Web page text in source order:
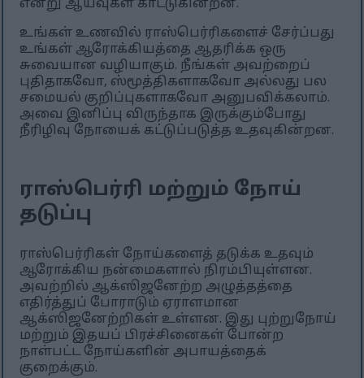
என்று ஆய்வுகள் காட்டுகின்றன.
உங்கள் உணவில் ராஸ்பெர்ரிகளைச் சேர்ப்பது
உங்கள் ஆரோக்கியத்தை ஆதரிக்க ஒரு
சுவையான வழியாகும். நீங்கள் அவற்றைப்
புதிதாகவோ, ஸ்மூத்திகளாகவோ அல்லது பல
சமையல் குறிப்புகளாகவோ அனுபவிக்கலாம்.
அவை இனிப்பு விருந்தாக இருக்கும்போது
நீரிழிவு நோயைக் கட்டுப்படுத்த உதவுகின்றன.
ராஸ்பெர்ரி மற்றும் நோய்
தடுப்பு
ராஸ்பெர்ரிகள் நோய்களைத் தடுக்க உதவும்
ஆரோக்கிய நன்மைகளால் நிரம்பியுள்ளன.
அவற்றில் ஆக்ஸிஜனேற்ற அழுத்தத்தை
எதிர்த்துப் போராடும் ஏராளமான
ஆக்ஸிஜனேற்றிகள் உள்ளன. இது புற்றுநோய்
மற்றும் இதயப் பிரச்சினைகள் போன்ற
நாள்பட்ட நோய்களின் அபாயத்தைக்
குறைக்கும்.